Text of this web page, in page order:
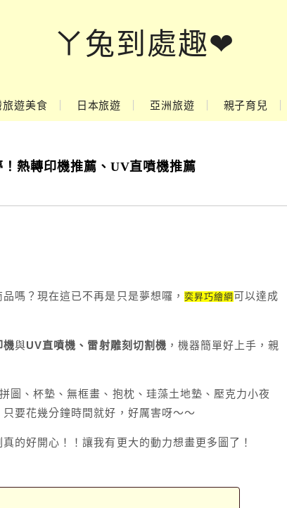
ㄚ兔到處趣❤
旅遊美食 日本旅遊 亞洲旅遊 親子育兒
！熱轉印機推薦、UV直噴機推薦
嗎？現在這已不再是只是夢想囉， 奕昇巧繪網可以達成
機與UV直噴機、雷射雕刻切割機 ，機器簡單好上手，親
圖、杯墊、無框畫、抱枕、珪藻土地墊、壓克力小夜
要花幾分鐘時間就好，好厲害呀～～
的好開心！！讓我有更大的動力想畫更多圖了！